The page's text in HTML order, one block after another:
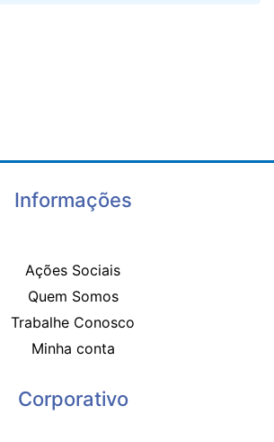
Informações
Ações Sociais
Quem Somos
Trabalhe Conosco
Minha conta
Corporativo